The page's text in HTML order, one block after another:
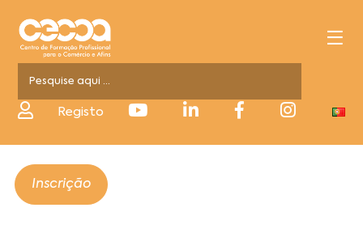
Registo
Inscrição